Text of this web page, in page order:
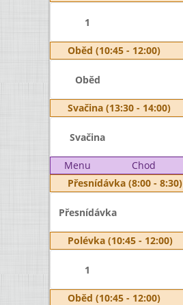
1
Oběd (10:45 - 12:00)
Oběd
Svačina (13:30 - 14:00)
Svačina
Menu Chod
Přesnídávka (8:00 - 8:30)
Přesnídávka
Polévka (10:45 - 12:00)
1
Oběd (10:45 - 12:00)